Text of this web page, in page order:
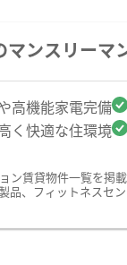
ンスリー
高機能家電完備
く快適な住環境
賃貸物件一覧を
、フィットネス